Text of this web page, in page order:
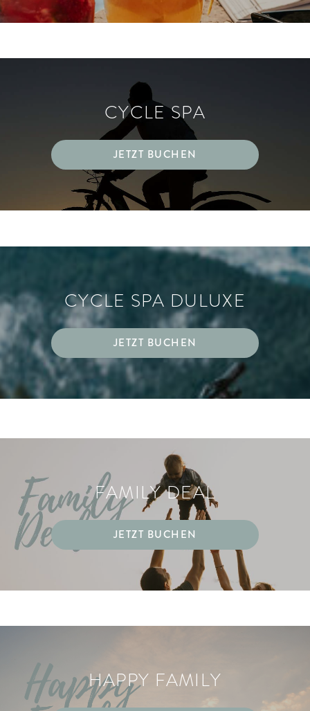
ARRANGEMENTS
WISSENSWERTES
CYCLE SPA
JETZT BUCHEN
CYCLE SPA DULUXE
JETZT BUCHEN
FAMILY DEAL
JETZT BUCHEN
HAPPY FAMILY